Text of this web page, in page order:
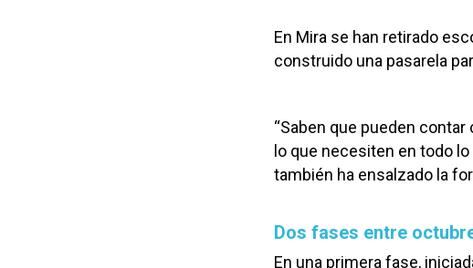
En Mira se han retirado
construido una pasarela
“Saben que pueden
lo que necesiten en todo
también ha ensalzado la
Dos fases entre
En una primera fase,